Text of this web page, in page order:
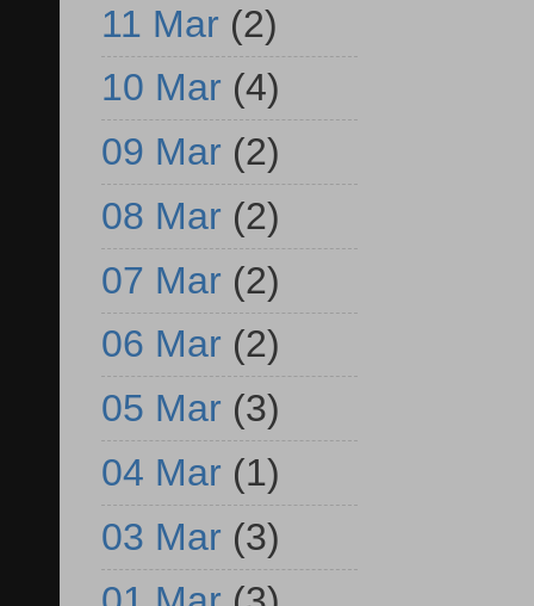
11 Mar (2)
10 Mar (4)
09 Mar (2)
08 Mar (2)
07 Mar (2)
06 Mar (2)
05 Mar (3)
04 Mar (1)
03 Mar (3)